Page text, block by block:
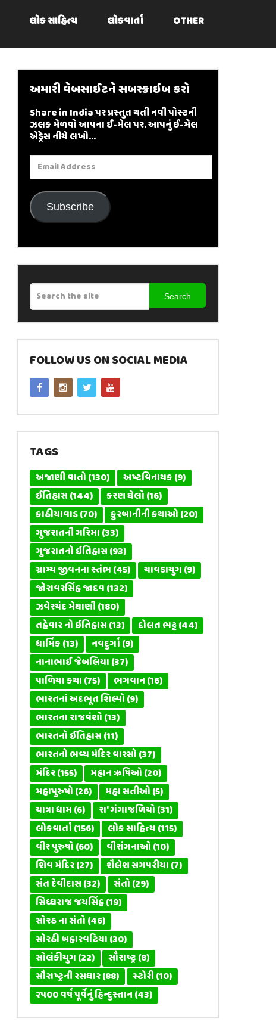
લોક સાહિત્ય લોકવાર્તા OTHER
અમારી વેબસાઈટને સબસ્ક્રાઇબ કરો
Share in India પર પ્રસ્તુત થતી નવી પોસ્ટની
ઝલક મેળવો આપના ઈ-મેલ પર. આપનું ઈ-મેલ
એડ્રેસ નીચે લખો...
Email
Address
Subscribe
Search
FOLLOW US ON SOCIAL MEDIA
TAGS
અજાણી વાતો(130) અષ્ટવિનાયક(9)
ઈતિહાસ(144) કરણ ઘેલો(16)
કાઠીયાવાડ(70) કુરબાનીની કથાઓ(20)
ગુજરાતની ગરિમા(33)
ગુજરાતનો ઇતિહાસ(93)
ગ્રામ્ય જીવનના સ્તંભ(45) ચાવડાયુગ(9)
જોરાવરસિંહ જાદવ(132)
ઝવેરચંદ મેઘાણી(180)
તહેવાર નો ઇતિહાસ(13) દોલત ભટ્ટ(44)
ધાર્મિક(13) નવદુર્ગા(9)
નાનાભાઈ જેબલિયા(37)
પાળિયા કથા(75) ભગવાન(16)
ભારતનાં અદભૂત શિલ્પો(9)
ભારતના રાજવંશો(13)
ભારતનો ઈતિહાસ(11)
ભારતનો ભવ્ય મંદિર વારસો(37)
મંદિર(155) મહાન ઋષિઓ(20)
મહાપુરુષો(26) મહા સતીઓ(5)
યાત્રા ધામ(6) રા' ગંગાજળિયો(31)
લોકવાર્તા(156) લોક સાહિત્ય(115)
વીર પુરુષો(60) વીરાંગનાઓ(10)
શિવ મંદિર(27) શૈલેશ સગપરીયા(7)
સંત દેવીદાસ(32) સંતો(29)
સિધ્ધરાજ જયસિંહ(19)
સોરઠ ના સંતો(46)
સોરઠી બહારવટિયા(30)
સોલંકીયુગ(22) સૌરાષ્ટ્ર(8)
સૌરાષ્ટ્રની રસધાર(88) સ્ટોરી(10)
૨૫૦૦ વર્ષ પૂર્વેનું હિન્દુસ્તાન(43)